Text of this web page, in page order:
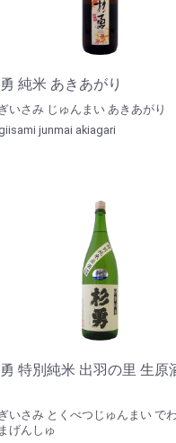
純米 あきあがり
いさみ じゅんまい あきあがり
junmai akiagari
特別純米 出羽の里 生原
いさみ とくべつじゅんまい で
げんしゅ